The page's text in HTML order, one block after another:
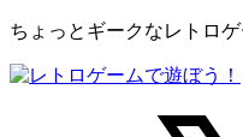
ちょっとギークなレトロ